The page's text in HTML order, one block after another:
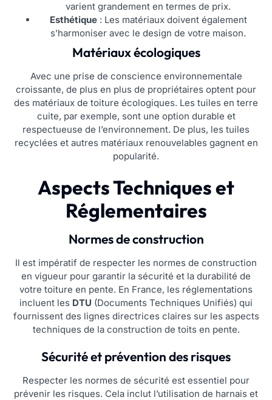
varient grandement en termes de prix.
Esthétique: Les matériaux doivent également
s’harmoniser avec le design de votre maison.
Matériaux écologiques
Avec une prise de conscience environnementale
croissante, de plus en plus de propriétaires optent pour
des matériaux de toiture écologiques. Les tuiles en terre
cuite, par exemple, sont une option durable et
respectueuse de l’environnement. De plus, les tuiles
recyclées et autres matériaux renouvelables gagnent en
popularité.
Aspects Techniques et
Réglementaires
Normes de construction
Il est impératif de respecter les normes de construction
en vigueur pour garantir la sécurité et la durabilité de
votre toiture en pente. En France, les réglementations
incluent les DTU (Documents Techniques Unifiés) qui
fournissent des lignes directrices claires sur les aspects
techniques de la construction de toits en pente.
Sécurité et prévention des risques
Respecter les normes de sécurité est essentiel pour
prévenir les risques. Cela inclut l’utilisation de harnais et